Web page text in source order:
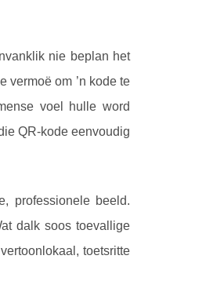
nie beplan het
vermoë om ’n kode te
voel hulle word
QR-kode eenvoudig
professionele beeld.
dalk soos toevallige
toetsritte